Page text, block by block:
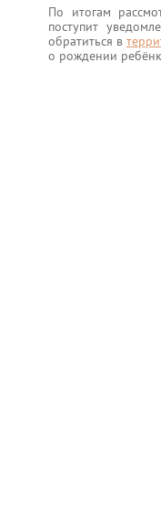
По итогам
поступит
обратиться в
о рождении